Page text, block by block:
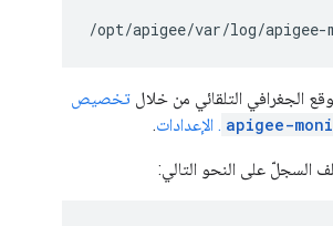
/opt/apigee/var/log/apigee-
الجغرافي التلقائي من خلال تخصيص
apigee- . الإعدادات.
السجلّ على النحو التالي: